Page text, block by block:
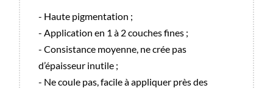
- Haute pigmentation ;
- Application en 1 à 2 couches fines ;
- Consistance moyenne, ne crée pas
d’épaisseur inutile ;
- Ne coule pas, facile à appliquer près des